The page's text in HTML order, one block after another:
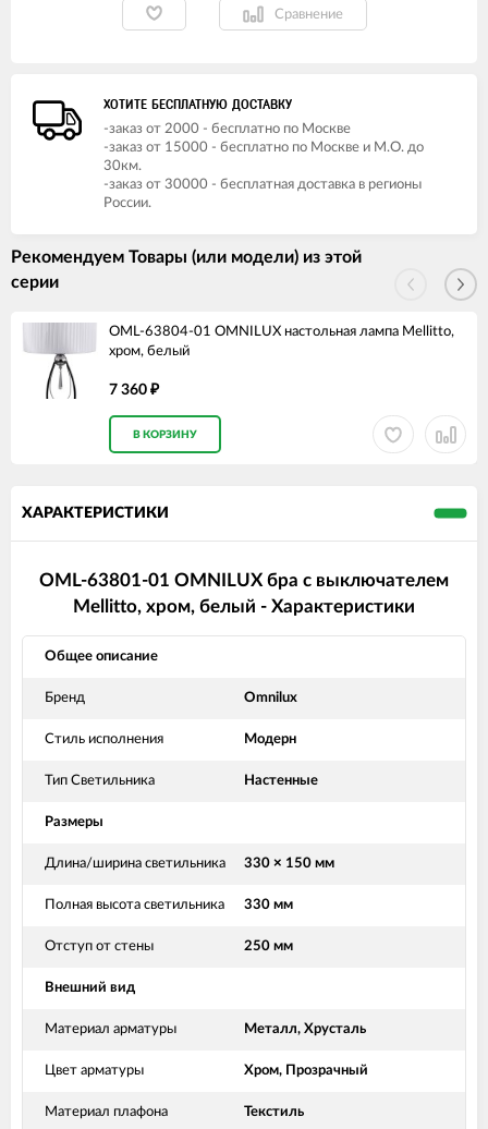
Сравнение
ХОТИТЕ БЕСПЛАТНУЮ ДОСТАВКУ
-заказ от 2000 - бесплатно по Москве
-заказ от 15000 - бесплатно по Москве и М.О. до
30км.
-заказ от 30000 - бесплатная доставка в регионы
России.
Рекомендуем Товары (или модели) из этой
серии
OML-63804-01 OMNILUX настольная лампа Mellitto,
хром, белый
7 360 ₽
В КОРЗИНУ
ХАРАКТЕРИСТИКИ
OML-63801-01 OMNILUX бра с выключателем
Mellitto, хром, белый - Характеристики
Общее описание
Бренд Omnilux
Стиль исполнения Модерн
Тип Светильника Настенные
Размеры
Длина/ширина светильника 330 × 150 мм
Полная высота светильника 330 мм
Отступ от стены 250 мм
Внешний вид
Материал арматуры Металл, Хрусталь
Цвет арматуры Хром, Прозрачный
Материал плафона Текстиль